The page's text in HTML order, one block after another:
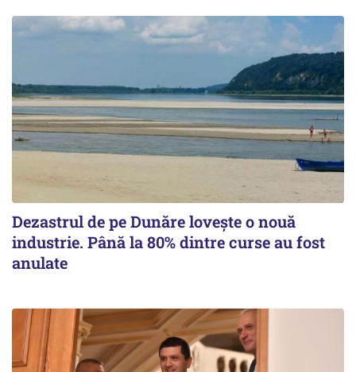
Dezastrul de pe Dunăre lovește o nouă
industrie. Până la 80% dintre curse au fost
anulate